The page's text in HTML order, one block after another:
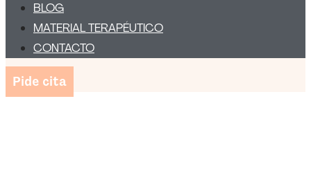
BLOG
MATERIAL TERAPÉUTICO
CONTACTO
Pide cita